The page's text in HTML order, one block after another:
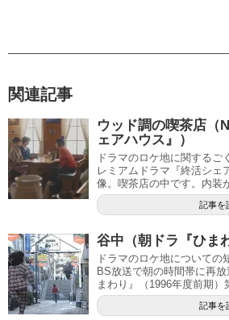
関連記事
ウッド調の喫茶店（
ェアハウス』）
ドラマのロケ地に関するご
レミアムドラマ『終活シェ
像。喫茶店の中です。内装
記事を
谷中（朝ドラ『ひま
ドラマのロケ地についての
BS放送で朝の時間帯に再
まわり』（1996年度前期）
記事を